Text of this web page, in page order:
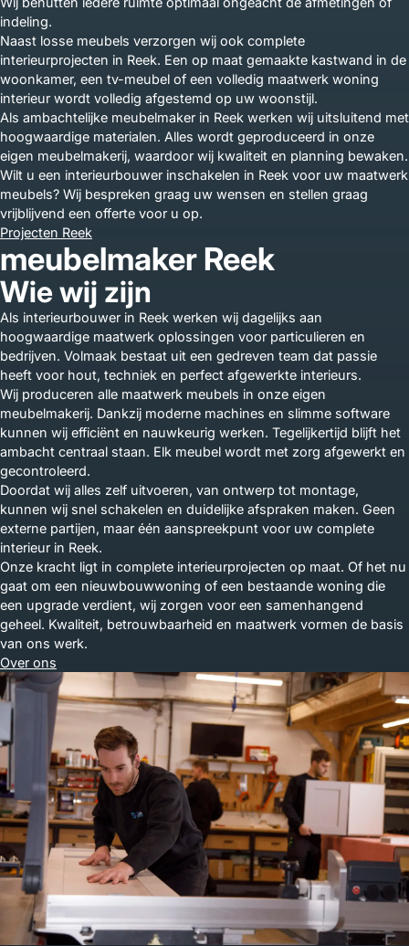
indeling.
Naast losse meubels verzorgen wij ook complete
interieurprojecten in Reek. Een op maat gemaakte kastwand in de
woonkamer, een tv-meubel of een volledig maatwerk woning
interieur wordt volledig afgestemd op uw woonstijl.
Als ambachtelijke meubelmaker in Reek werken wij uitsluitend met
hoogwaardige materialen. Alles wordt geproduceerd in onze
eigen meubelmakerij, waardoor wij kwaliteit en planning bewaken.
Wilt u een interieurbouwer inschakelen in Reek voor uw maatwerk
meubels? Wij bespreken graag uw wensen en stellen graag
vrijblijvend een offerte voor u op.
Projecten Reek
meubelmaker Reek
Wie wij zijn
Als interieurbouwer in Reek werken wij dagelijks aan
hoogwaardige maatwerk oplossingen voor particulieren en
bedrijven. Volmaak bestaat uit een gedreven team dat passie
heeft voor hout, techniek en perfect afgewerkte interieurs.
Wij produceren alle maatwerk meubels in onze eigen
meubelmakerij. Dankzij moderne machines en slimme software
kunnen wij efficiënt en nauwkeurig werken. Tegelijkertijd blijft het
ambacht centraal staan. Elk meubel wordt met zorg afgewerkt en
gecontroleerd.
Doordat wij alles zelf uitvoeren, van ontwerp tot montage,
kunnen wij snel schakelen en duidelijke afspraken maken. Geen
externe partijen, maar één aanspreekpunt voor uw complete
interieur in Reek.
Onze kracht ligt in complete interieurprojecten op maat. Of het nu
gaat om een nieuwbouwwoning of een bestaande woning die
een upgrade verdient, wij zorgen voor een samenhangend
geheel. Kwaliteit, betrouwbaarheid en maatwerk vormen de basis
van ons werk.
Over ons